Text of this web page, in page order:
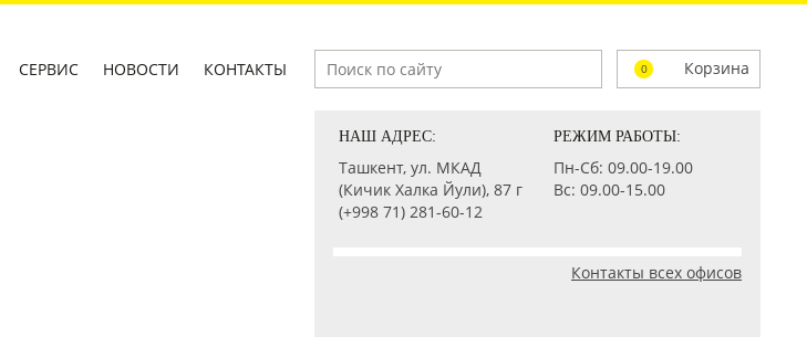
СЕРВИС НОВОСТИ КОНТАКТЫ 0 Корзина
НАШ АДРЕС:
Ташкент, ул. МКАД
(Кичик Халка Йули), 87 г
(+998 71) 281-60-12
РЕЖИМ РАБОТЫ:
Пн-Сб: 09.00-19.00
Вс: 09.00-15.00
Контакты всех офисов